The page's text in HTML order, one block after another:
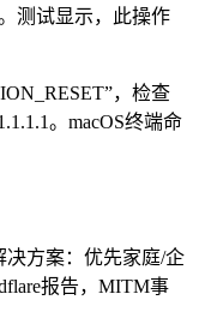
测试显示，此操作
，检查
。macOS终端命
方案：优先家庭/企
报告，MITM事